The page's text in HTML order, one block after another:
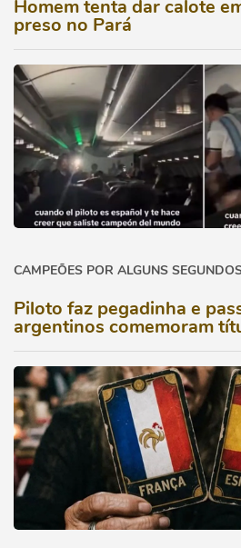
Homem tenta dar calote
preso no Pará
CAMPEÕES POR ALGUNS
Piloto faz pegadinha e
argentinos comemoram